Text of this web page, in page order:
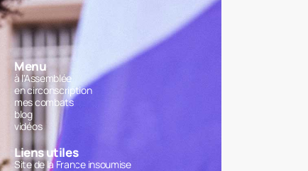
Menu
à l'Assemblée
en circonscription
mes combats
blog
vidéos
Liens utiles
Site de la France insoumise